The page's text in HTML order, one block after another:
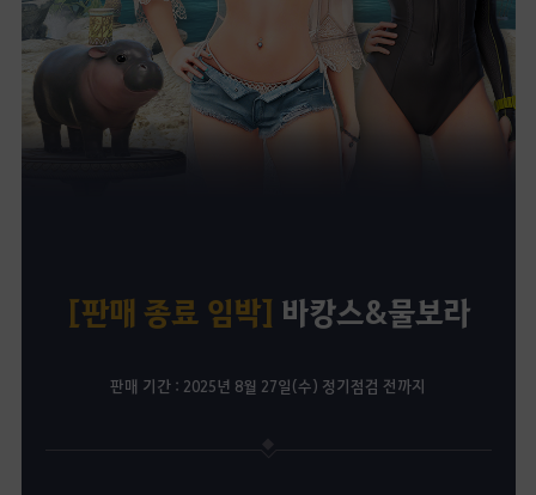
[판매 종료 임박] 바캉스&물보라
판매 기간 : 2025년 8월 27일(수) 정기점검 전까지